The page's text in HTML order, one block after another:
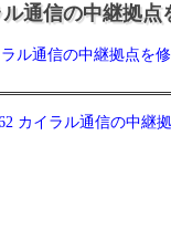
通信の中継拠点
ル通信の中継拠点を
カイラル通信の中継